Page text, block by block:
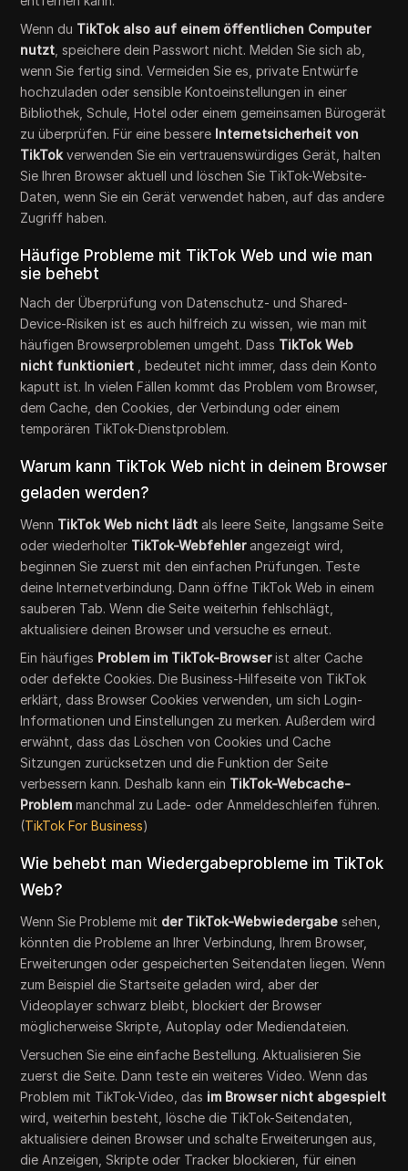
Wenn du TikTok also auf einem öffentlichen Computer
nutzt , speichere dein Passwort nicht. Melden Sie sich ab,
wenn Sie fertig sind. Vermeiden Sie es, private Entwürfe
hochzuladen oder sensible Kontoeinstellungen in einer
Bibliothek, Schule, Hotel oder einem gemeinsamen Bürogerät
zu überprüfen. Für eine bessere Internetsicherheit von
TikTok verwenden Sie ein vertrauenswürdiges Gerät, halten
Sie Ihren Browser aktuell und löschen Sie TikTok-Website-
Daten, wenn Sie ein Gerät verwendet haben, auf das andere
Zugriff haben.
Häufige Probleme mit TikTok Web und wie man
sie behebt
Nach der Überprüfung von Datenschutz- und Shared-
Device-Risiken ist es auch hilfreich zu wissen, wie man mit
häufigen Browserproblemen umgeht. Dass TikTok Web
nicht funktioniert , bedeutet nicht immer, dass dein Konto
kaputt ist. In vielen Fällen kommt das Problem vom Browser,
dem Cache, den Cookies, der Verbindung oder einem
temporären TikTok-Dienstproblem.
Warum kann TikTok Web nicht in deinem Browser
geladen werden?
Wenn TikTok Web nicht lädt als leere Seite, langsame Seite
oder wiederholter TikTok-Webfehlerangezeigt wird,
beginnen Sie zuerst mit den einfachen Prüfungen. Teste
deine Internetverbindung. Dann öffne TikTok Web in einem
sauberen Tab. Wenn die Seite weiterhin fehlschlägt,
aktualisiere deinen Browser und versuche es erneut.
Ein häufiges Problem im TikTok-Browserist alter Cache
oder defekte Cookies. Die Business-Hilfeseite von TikTok
erklärt, dass Browser Cookies verwenden, um sich Login-
Informationen und Einstellungen zu merken. Außerdem wird
erwähnt, dass das Löschen von Cookies und Cache
Sitzungen zurücksetzen und die Funktion der Seite
verbessern kann. Deshalb kann ein TikTok-Webcache-
Problem manchmal zu Lade- oder Anmeldeschleifen führen.
(TikTok For Business)
Wie behebt man Wiedergabeprobleme im TikTok
Web?
Wenn Sie Probleme mit der TikTok-Webwiedergabe sehen,
könnten die Probleme an Ihrer Verbindung, Ihrem Browser,
Erweiterungen oder gespeicherten Seitendaten liegen. Wenn
zum Beispiel die Startseite geladen wird, aber der
Videoplayer schwarz bleibt, blockiert der Browser
möglicherweise Skripte, Autoplay oder Mediendateien.
Versuchen Sie eine einfache Bestellung. Aktualisieren Sie
zuerst die Seite. Dann teste ein weiteres Video. Wenn das
Problem mit TikTok-Video, das im Browser nicht abgespielt
wird, weiterhin besteht, lösche die TikTok-Seitendaten,
aktualisiere deinen Browser und schalte Erweiterungen aus,
die Anzeigen, Skripte oder Tracker blockieren, für einen